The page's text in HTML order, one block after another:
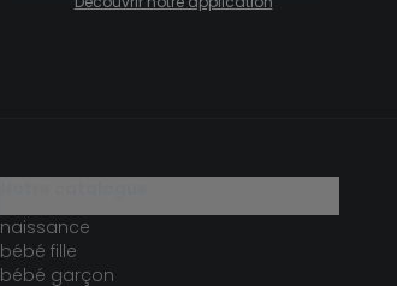
naissance
bébé fille
bébé garçon